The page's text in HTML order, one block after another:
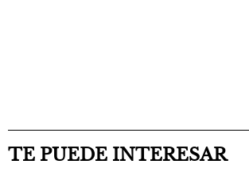
TE PUEDE INTERESAR